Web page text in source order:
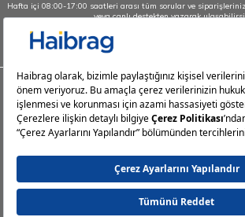
Hafta içi 08:00-17:00 saatleri arası tüm sorular ve
veya canlı destekten yazarak
info@haibrag.com - 0850 532
Haibrag.com
Kategoriler
Popüler Sayfalar